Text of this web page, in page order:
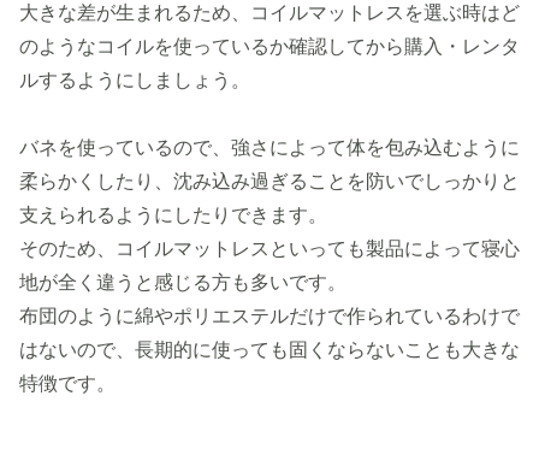
大きな差が生まれるため、コイルマットレスを選ぶ時はど
のようなコイルを使っているか確認してから購入・レンタ
ルするようにしましょう。
バネを使っているので、強さによって体を包み込むように
柔らかくしたり、沈み込み過ぎることを防いでしっかりと
支えられるようにしたりできます。
そのため、コイルマットレスといっても製品によって寝心
地が全く違うと感じる方も多いです。
布団のように綿やポリエステルだけで作られているわけで
はないので、長期的に使っても固くならないことも大きな
特徴です。